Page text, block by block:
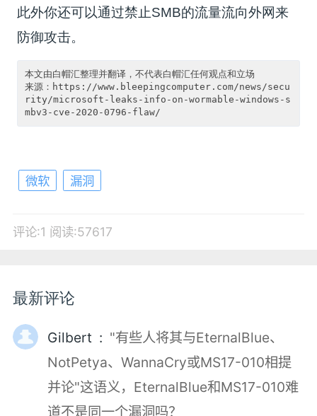
此外你还可以通过禁止SMB的流量流向外网来
防御攻击。
本文由白帽汇整理并翻译，不代表白帽汇任何观点和立场
来源：https://www.bleepingcomputer.com/news/secu
rity/microsoft-leaks-info-on-wormable-windows-s
微软 漏洞
评论:1 阅读:57617
最新评论
Gilbert : "有些人将其与EternalBlue、
NotPetya、WannaCry或MS17-010相提
并论"这语义，EternalBlue和MS17-010难
道不是同一个漏洞吗？